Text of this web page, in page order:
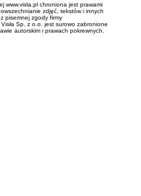
www.visla.pl chroniona jest prawami
zdjęć, tekstów i innych
pisemnej zgody firmy
Sp. z o.o. jest surowo zabronione
autorskim i prawach pokrewnych.